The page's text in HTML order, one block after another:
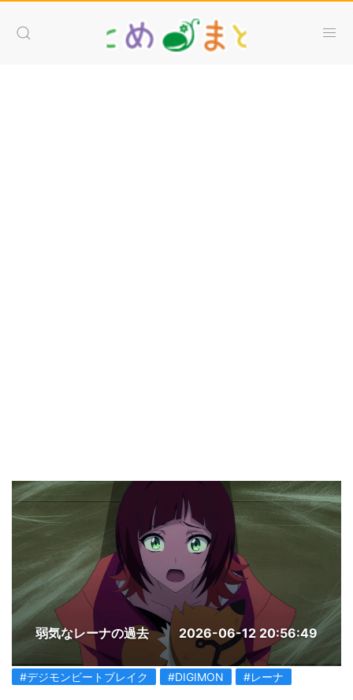
弱気なレーナの過去 2026-06-12 20:56:49
#デジモンビートブレイク #DIGIMON #レーナ